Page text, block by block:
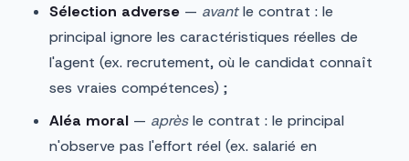
Sélection adverse — avantle contrat : le
principal ignore les caractéristiques réelles de
l'agent (ex. recrutement, où le candidat connaît
ses vraies compétences) ;
Aléa moral — aprèsle contrat : le principal
n'observe pas l'effort réel (ex. salarié en